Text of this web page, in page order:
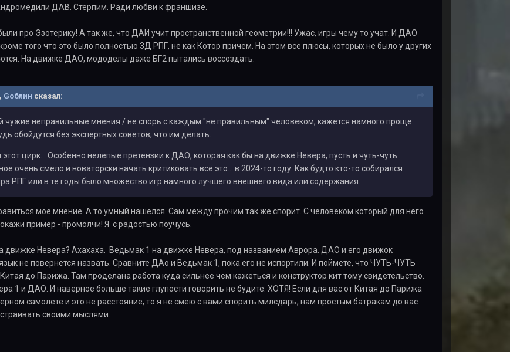
ДАВ. Стерпим. Ради любви к франшизе.
про Эзотерику! А так же, что ДАИ учит пространственной геометрии!!! Ужас, игры чему то учат. И ДАО
того что это было полностью 3Д РПГ, не как Котор причем. На этом все плюсы, которых не было у других
На движке ДАО, мододелы даже БГ2 пытались воссоздать.
Gоблин сказал:
чужие неправильные мнения / не спорь с каждым "не правильным" человеком, кажется намного проще.
обойдутся без экспертных советов, что им делать.
цирк... Особенно нелепые претензии к ДАО, которая как бы на движке Невера, пусть и чуть-чуть
очень смело и новаторски начать критиковать всё это... в 2024-то году. Как будто кто-то собирался
РПГ или в те годы было множество игр намного лучшего внешнего вида или содержания.
мое мнение. А то умный нашелся. Сам между прочим так же спорит. С человеком который для него
пример - промолчи! Я с радостью поучусь.
движке Невера? Ахахаха. Ведьмак 1 на движке Невера, под названием Аврора. ДАО и его движок
не повернется назвать. Сравните ДАо и Ведьмак 1, пока его не испортили. И поймете, что ЧУТЬ-ЧУТЬ
до Парижа. Там проделана работа куда сильнее чем кажеться и конструктор кит тому свидетельство.
1 и ДАО. И наверное больше такие глупости говорить не будите. ХОТЯ! Если для вас от Китая до Парижа
самолете и это не расстояние, то я не смею с вами спорить милсдарь, нам простым батракам до вас
своими мыслями.